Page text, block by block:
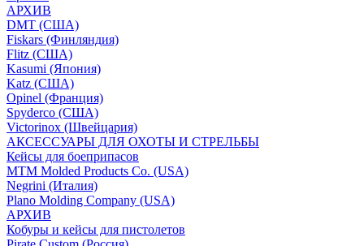
АРХИВ
DMT (США)
Fiskars (Финляндия)
Flitz (США)
Kasumi (Япония)
Katz (США)
Opinel (Франция)
Spyderco (США)
Victorinox (Швейцария)
АКСЕССУАРЫ ДЛЯ ОХОТЫ И СТРЕЛЬБЫ
Кейсы для боеприпасов
MTM Molded Products Co. (USA)
Negrini (Италия)
Plano Molding Company (USA)
АРХИВ
Кобуры и кейсы для пистолетов